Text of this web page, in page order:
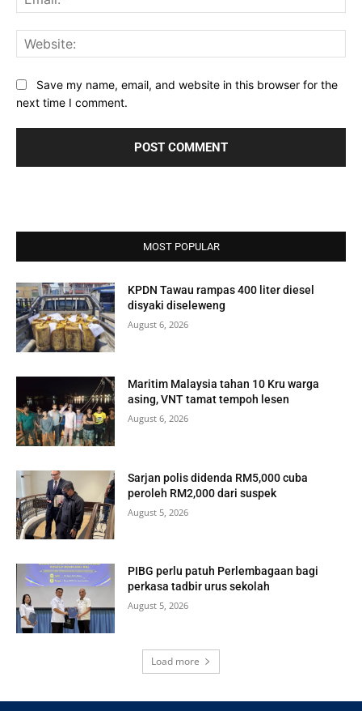
Save my name, email, and website in this browser for the
next time I comment.
MOST POPULAR
KPDN Tawau rampas 400 liter diesel
disyaki diseleweng
August 6, 2026
Maritim Malaysia tahan 10 Kru warga
asing, VNT tamat tempoh lesen
August 6, 2026
Sarjan polis didenda RM5,000 cuba
peroleh RM2,000 dari suspek
August 5, 2026
PIBG perlu patuh Perlembagaan bagi
perkasa tadbir urus sekolah
August 5, 2026
Load more